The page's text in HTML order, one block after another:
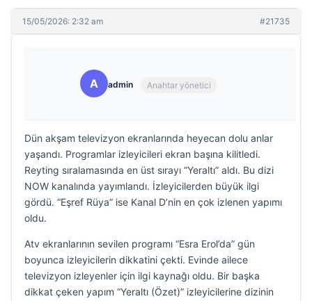
15/05/2026: 2:32 am #21735
A admin Anahtar yönetici
Dün akşam televizyon ekranlarında heyecan dolu anlar
yaşandı. Programlar izleyicileri ekran başına kilitledi.
Reyting sıralamasında en üst sırayı “Yeraltı” aldı. Bu dizi
NOW kanalında yayımlandı. İzleyicilerden büyük ilgi
gördü. “Eşref Rüya” ise Kanal D’nin en çok izlenen yapımı
oldu.
Atv ekranlarının sevilen programı “Esra Erol’da” gün
boyunca izleyicilerin dikkatini çekti. Evinde ailece
televizyon izleyenler için ilgi kaynağı oldu. Bir başka
dikkat çeken yapım “Yeraltı (Özet)” izleyicilerine dizinin